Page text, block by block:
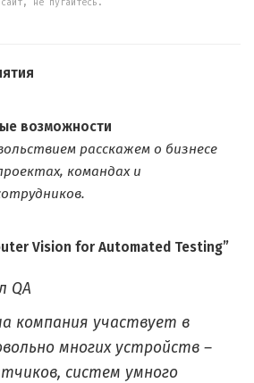
не пугайтесь.
возможности
расскажем о бизнесе
командах и
Vision for Automated Testing”
QA
компания участвует в
многих устройств –
систем умного